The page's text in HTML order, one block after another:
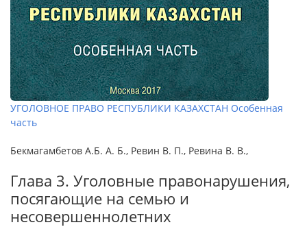
УГОЛОВНОЕ ПРАВО РЕСПУБЛИКИ КАЗАХСТАН Особенная
часть
Бекмагамбетов А.Б. А. Б., Ревин В. П., Ревина В. В.,
Глава 3. Уголовные правонарушения,
посягающие на семью и
несовершеннолетних